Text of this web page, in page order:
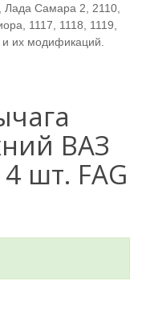
Самара 2, 2110,
1117, 1118, 1119,
их модификаций.
ВАЗ
шт. FAG